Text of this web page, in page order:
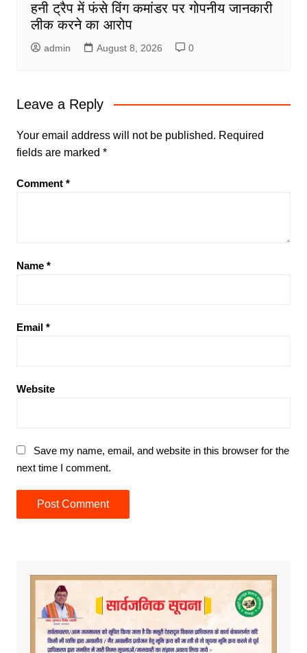
हनी ट्रैप में फंसे विंग कमांडर पर गोपनीय जानकारी
लीक करने का आरोप
admin August 8, 2026 0
Leave a Reply
Your email address will not be published. Required
fields are marked *
Comment *
Name *
Email *
Website
Save my name, email, and website in this browser for the
next time I comment.